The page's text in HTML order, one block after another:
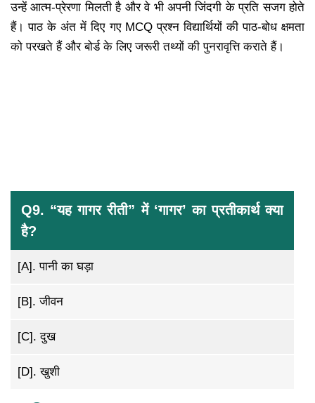
उन्हें आत्म-प्रेरणा मिलती है और वे भी अपनी जिंदगी के प्रति सजग होते
हैं। पाठ के अंत में दिए गए MCQ प्रश्न विद्यार्थियों की पाठ-बोध क्षमता
को परखते हैं और बोर्ड के लिए जरूरी तथ्यों की पुनरावृत्ति कराते हैं।
Q9. “यह गागर रीती” में ‘गागर’ का प्रतीकार्थ क्या
है?
[A].पानी का घड़ा
[B].जीवन
[C].दुख
[D].खुशी